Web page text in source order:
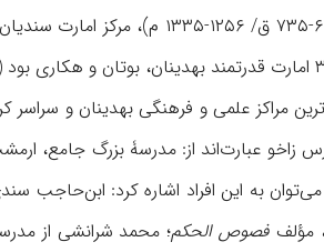
مراکز علمی و فرهنگی بهدینان و
به این افراد اشاره کرد: ابن‌حاجب
مؤلف فصوص الحکم؛ محمد شرانشی از